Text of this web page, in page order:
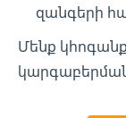
զանգերի
Մենք